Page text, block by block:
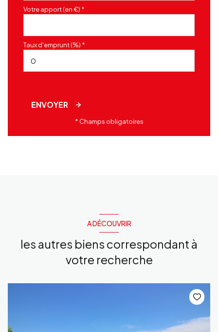
Votre apport (en €) *
Taux d'emprunt (%) *
ENVOYER
* Champs obligatoires
A DÉCOUVRIR
les autres biens correspondant à
votre recherche